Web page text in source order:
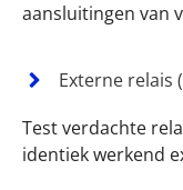
aansluitingen van
Externe relais
Test verdachte
identiek werkend